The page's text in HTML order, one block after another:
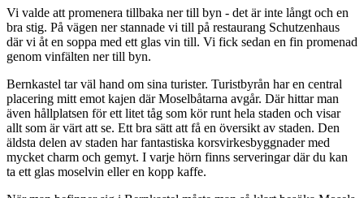
Vi valde att promenera tillbaka ner till byn - det är inte långt och en
bra stig. På vägen ner stannade vi till på restaurang Schutzenhaus
där vi åt en soppa med ett glas vin till. Vi fick sedan en fin promenad
genom vinfälten ner till byn.
Bernkastel tar väl hand om sina turister. Turistbyrån har en central
placering mitt emot kajen där Moselbåtarna avgår. Där hittar man
även hållplatsen för ett litet tåg som kör runt hela staden och visar
allt som är värt att se. Ett bra sätt att få en översikt av staden. Den
äldsta delen av staden har fantastiska korsvirkesbyggnader med
mycket charm och gemyt. I varje hörn finns serveringar där du kan
ta ett glas moselvin eller en kopp kaffe.